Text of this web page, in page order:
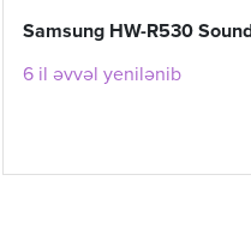
Samsung HW-R530
6 il əvvəl yenilənib